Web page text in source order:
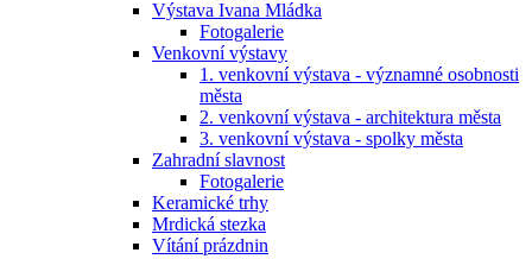
Výstava Ivana Mládka
Fotogalerie
Venkovní výstavy
1. venkovní výstava - významné osobnosti
města
2. venkovní výstava - architektura města
3. venkovní výstava - spolky města
Zahradní slavnost
Fotogalerie
Keramické trhy
Mrdická stezka
Vítání prázdnin